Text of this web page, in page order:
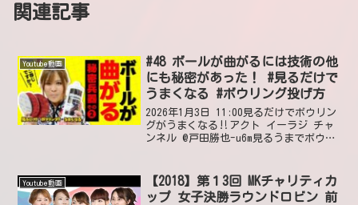
関連記事
Youtube動画
#48 ボールが曲がるには技術の他
にも秘密があった！ #見るだけで
うまくなる #ボウリング投げ方
2026年1月3日 11:00見るだけでボウリン
グがうまくなる‼アクト イーラジ チャ
ンネル @戸田勝也-u6m見るうまでボウル
ゲーム目に246がでました😮見るうま
に...
Youtube動画
【2018】第１3回 MKチャリティカ
ップ 女子決勝ラウンドロビン 前